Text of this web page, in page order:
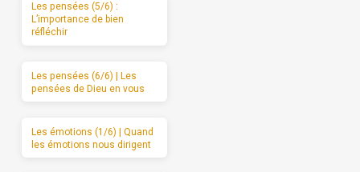
Les pensées (5/6) :
L’importance de bien
réfléchir
Les pensées (6/6) | Les
pensées de Dieu en vous
Les émotions (1/6) | Quand
les émotions nous dirigent